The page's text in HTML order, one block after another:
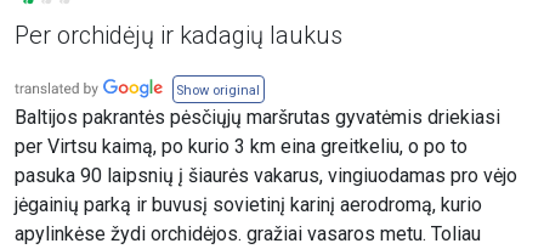
Per orchidėjų ir kadagių laukus
Show original
Baltijos pakrantės pėsčiųjų maršrutas gyvatėmis driekiasi
per Virtsu kaimą, po kurio 3 km eina greitkeliu, o po to
pasuka 90 laipsnių į šiaurės vakarus, vingiuodamas pro vėjo
jėgainių parką ir buvusį sovietinį karinį aerodromą, kurio
apylinkėse žydi orchidėjos. gražiai vasaros metu. Toliau